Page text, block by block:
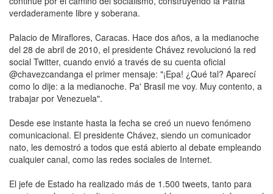
verdaderamente libre y soberana.
Palacio de Miraflores, Caracas. Hace dos años, a la medianoche
del 28 de abril de 2010, el presidente Chávez revolucionó la red
social Twitter, cuando envió a través de su cuenta oficial
@chavezcandanga el primer mensaje: "¡Epa! ¿Qué tal? Aparecí
como lo dije: a la medianoche. Pa' Brasil me voy. Muy contento, a
trabajar por Venezuela".
Desde ese instante hasta la fecha se creó un nuevo fenómeno
comunicacional. El presidente Chávez, siendo un comunicador
nato, les demostró a todos que está abierto al debate empleando
cualquier canal, como las redes sociales de Internet.
El jefe de Estado ha realizado más de 1.500 tweets, tanto para